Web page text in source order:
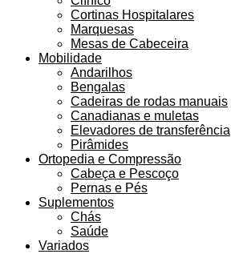
Cortinas Hospitalares
Marquesas
Mesas de Cabeceira
Mobilidade
Andarilhos
Bengalas
Cadeiras de rodas manuais
Canadianas e muletas
Elevadores de transferência
Pirâmides
Ortopedia e Compressão
Cabeça e Pescoço
Pernas e Pés
Suplementos
Chás
Saúde
Variados